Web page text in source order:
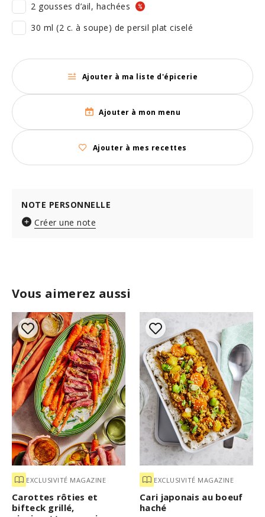
Vous aimerez aussi
EXCLUSIVITÉ MAGAZINE
Carottes rôties et
bifteck grillé,
EXCLUSIVITÉ MAGAZINE
Cari japonais au boeuf
haché
2 gousses d’ail, hachées
30 ml (2 c. à soupe) de persil plat ciselé
Ajouter à ma liste d'épicerie
Ajouter à mon menu
Ajouter à mes recettes
NOTE PERSONNELLE
Créer une note